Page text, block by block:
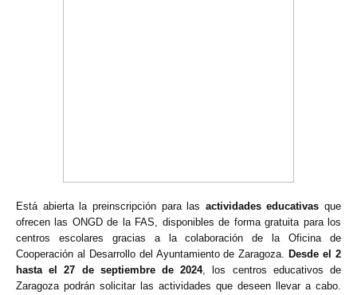
Está abierta la preinscripción para las actividades educativas que
ofrecen las ONGD de la FAS, disponibles de forma gratuita para los
centros escolares gracias a la colaboración de la Oficina de
Cooperación al Desarrollo del Ayuntamiento de Zaragoza. Desde el 2
hasta el 27 de septiembre de 2024, los centros educativos de
Zaragoza podrán solicitar las actividades que deseen llevar a cabo.